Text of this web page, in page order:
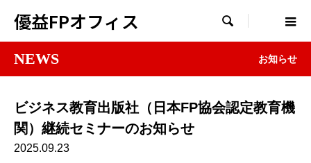
優益FPオフィス 
NEWS お知らせ
ビジネス教育出版社（日本FP協会認定教育機
関）継続セミナーのお知らせ
2025.09.23